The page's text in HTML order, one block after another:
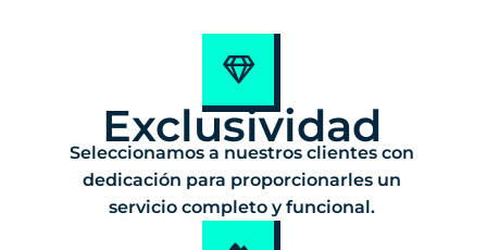
Exclusividad
Seleccionamos a nuestros clientes con
dedicación para proporcionarles un
servicio completo y funcional.